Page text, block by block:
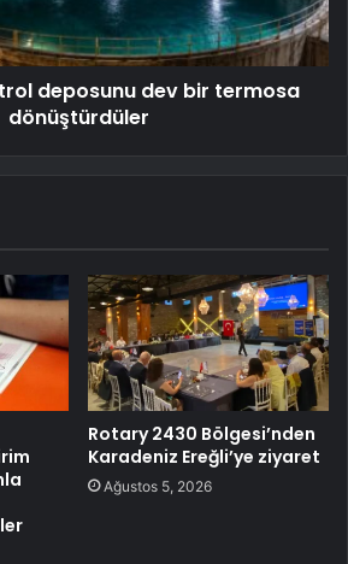
deposunu dev bir termosa
dönüştürdüler
Rotary 2430 Bölgesi’nden
Karadeniz Ereğli’ye ziyaret
Ağustos 5, 2026